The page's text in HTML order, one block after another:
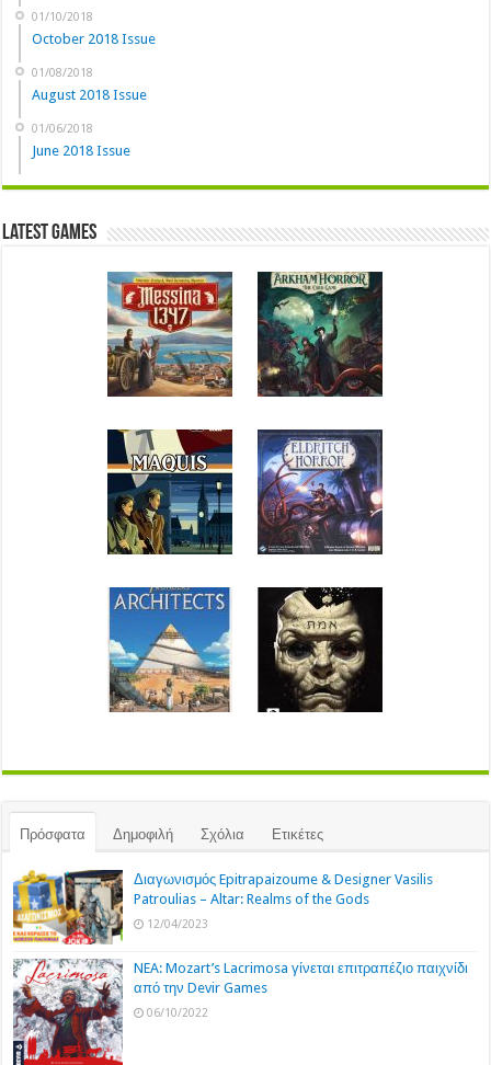
01/10/2018
October 2018 Issue
01/08/2018
August 2018 Issue
01/06/2018
June 2018 Issue
Latest Games
Πρόσφατα Δημοφιλή Σχόλια Ετικέτες
Διαγωνισμός Epitrapaizoume & Designer Vasilis
Patroulias – Altar: Realms of the Gods
12/04/2023
NEA: Mozart’s Lacrimosa γίνεται επιτραπέζιο παιχνίδι
από την Devir Games
06/10/2022